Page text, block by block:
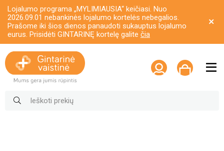
Lojalumo programa „MYLIMIAUSIA“ keičiasi. Nuo
2026.09.01 nebankinės lojalumo kortelės nebegalios.
Prašome iki šios dienos panaudoti sukauptus lojalumo
eurus. Prisidėti GINTARINĘ kortelę galite čia